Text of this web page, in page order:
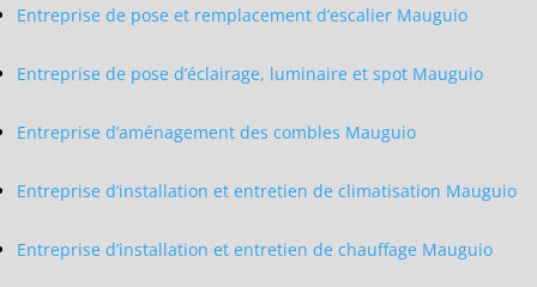
Entreprise de pose et remplacement d’escalier Mauguio
Entreprise de pose d’éclairage, luminaire et spot Mauguio
Entreprise d’aménagement des combles Mauguio
Entreprise d’installation et entretien de climatisation Mauguio
Entreprise d’installation et entretien de chauffage Mauguio